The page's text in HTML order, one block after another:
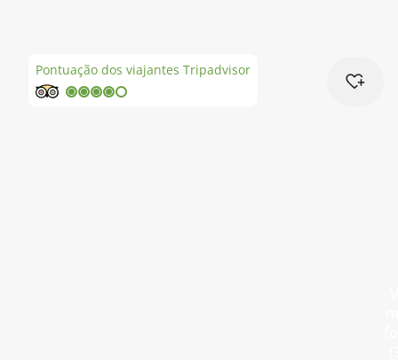
Blog TopViagens
Pontuação dos viajantes Tripadvisor